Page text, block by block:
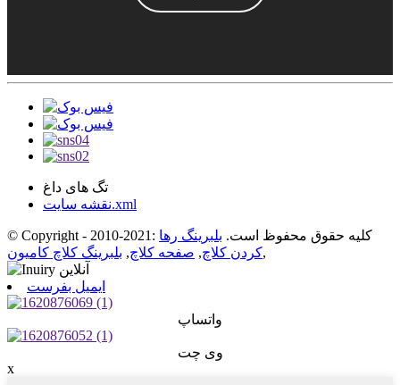
تگ های داغ
نقشه سایت.xml
© Copyright - 2010-2021: کلیه حقوق محفوظ است. بلبرینگ رها
کردن کلاچ, صفحه کلاچ, بلبرینگ کلاچ کامیون ,
ایمیل بفرست
واتساپ
وی چت
x